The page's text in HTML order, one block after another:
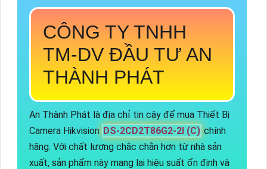
CÔNG TY TNHH
TM-DV ĐẦU TƯ AN
THÀNH PHÁT
An Thành Phát là địa chỉ tin cậy để mua Thiết Bị
Camera Hikvision DS-2CD2T86G2-2I (C) chính
hãng. Với chất lượng chắc chắn hơn từ nhà sản
xuất, sản phẩm này mang lại hiệu suất ổn định và